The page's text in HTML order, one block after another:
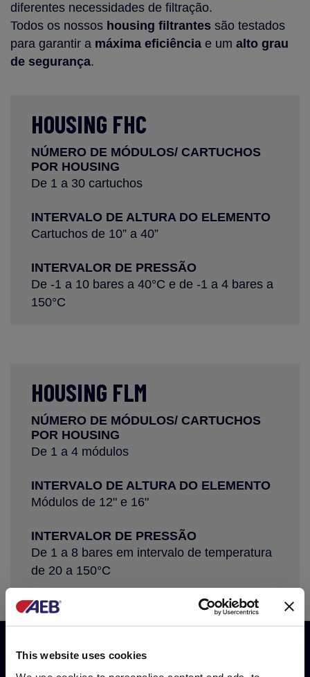
This website uses cookies
diferentes necessidades de filtração.
Todos os nossos housing filtrantes são testados
para garantir a máxima eficiência e um alto grau
de segurança.
HOUSING FHC
NÚMERO DE MÓDULOS/ CARTUCHOS
POR HOUSING
De 1 a 30 cartuchos
INTERVALO DE ALTURA DO ELEMENTO
Cartuchos de 10” a 40”
INTERVALOR DE PRESSÃO
De -1 a 10 bares a 40°C e de -1 a 4 bares a
150°C
HOUSING FLM
NÚMERO DE MÓDULOS/ CARTUCHOS
POR HOUSING
De 1 a 4 módulos
INTERVALO DE ALTURA DO ELEMENTO
Módulos de 12" e 16"
INTERVALOR DE PRESSÃO
De 1 a 8 bares em intervalo de temperatura
de 20 a 150°C